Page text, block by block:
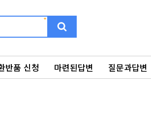
반품 신청 마련된답변 질문과답변